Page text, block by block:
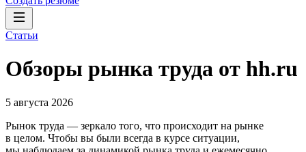
Статьи
Обзоры рынка труда от hh.ru
5 августа 2026
Рынок труда — зеркало того, что происходит на рынке
в целом. Чтобы вы были всегда в курсе ситуации,